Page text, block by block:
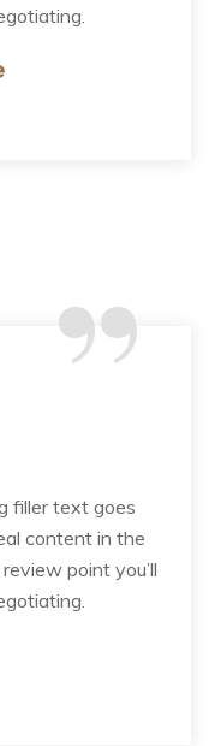
“
filler text goes
content in the
point you’ll